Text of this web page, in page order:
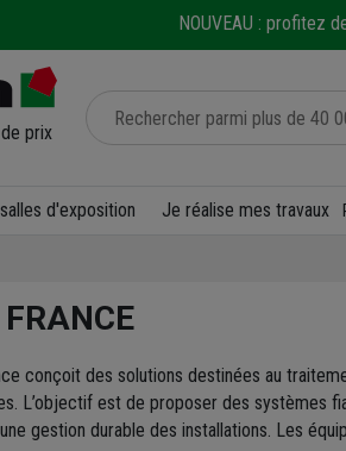
NOUVEAU : profitez
prix
d'exposition Je réalise mes travaux
conçoit des solutions destinées au
L’objectif est de proposer des systèmes
gestion durable des installations. Les